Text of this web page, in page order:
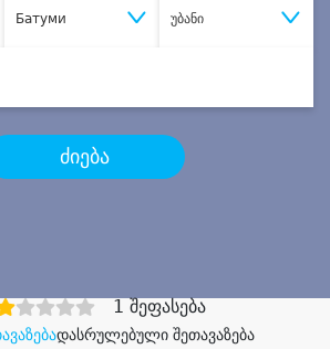
Батуми უბანი
ძიება
დასრულებული შეთავაზება
1 შეფასება